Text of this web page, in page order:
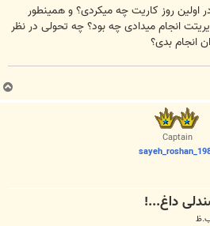
اولین روز کاریت چه میکردی؟ و همینطور
انجام میدادی چه بود؟ چه تحولی در نظر
انجام بدی؟
ب
ا
Captain